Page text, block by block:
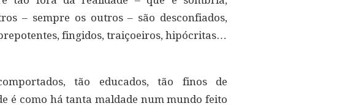
– sempre os outros – são desconfiados,
fingidos, traiçoeiros, hipócritas…
tão educados, tão finos de
é como há tanta maldade num mundo feito